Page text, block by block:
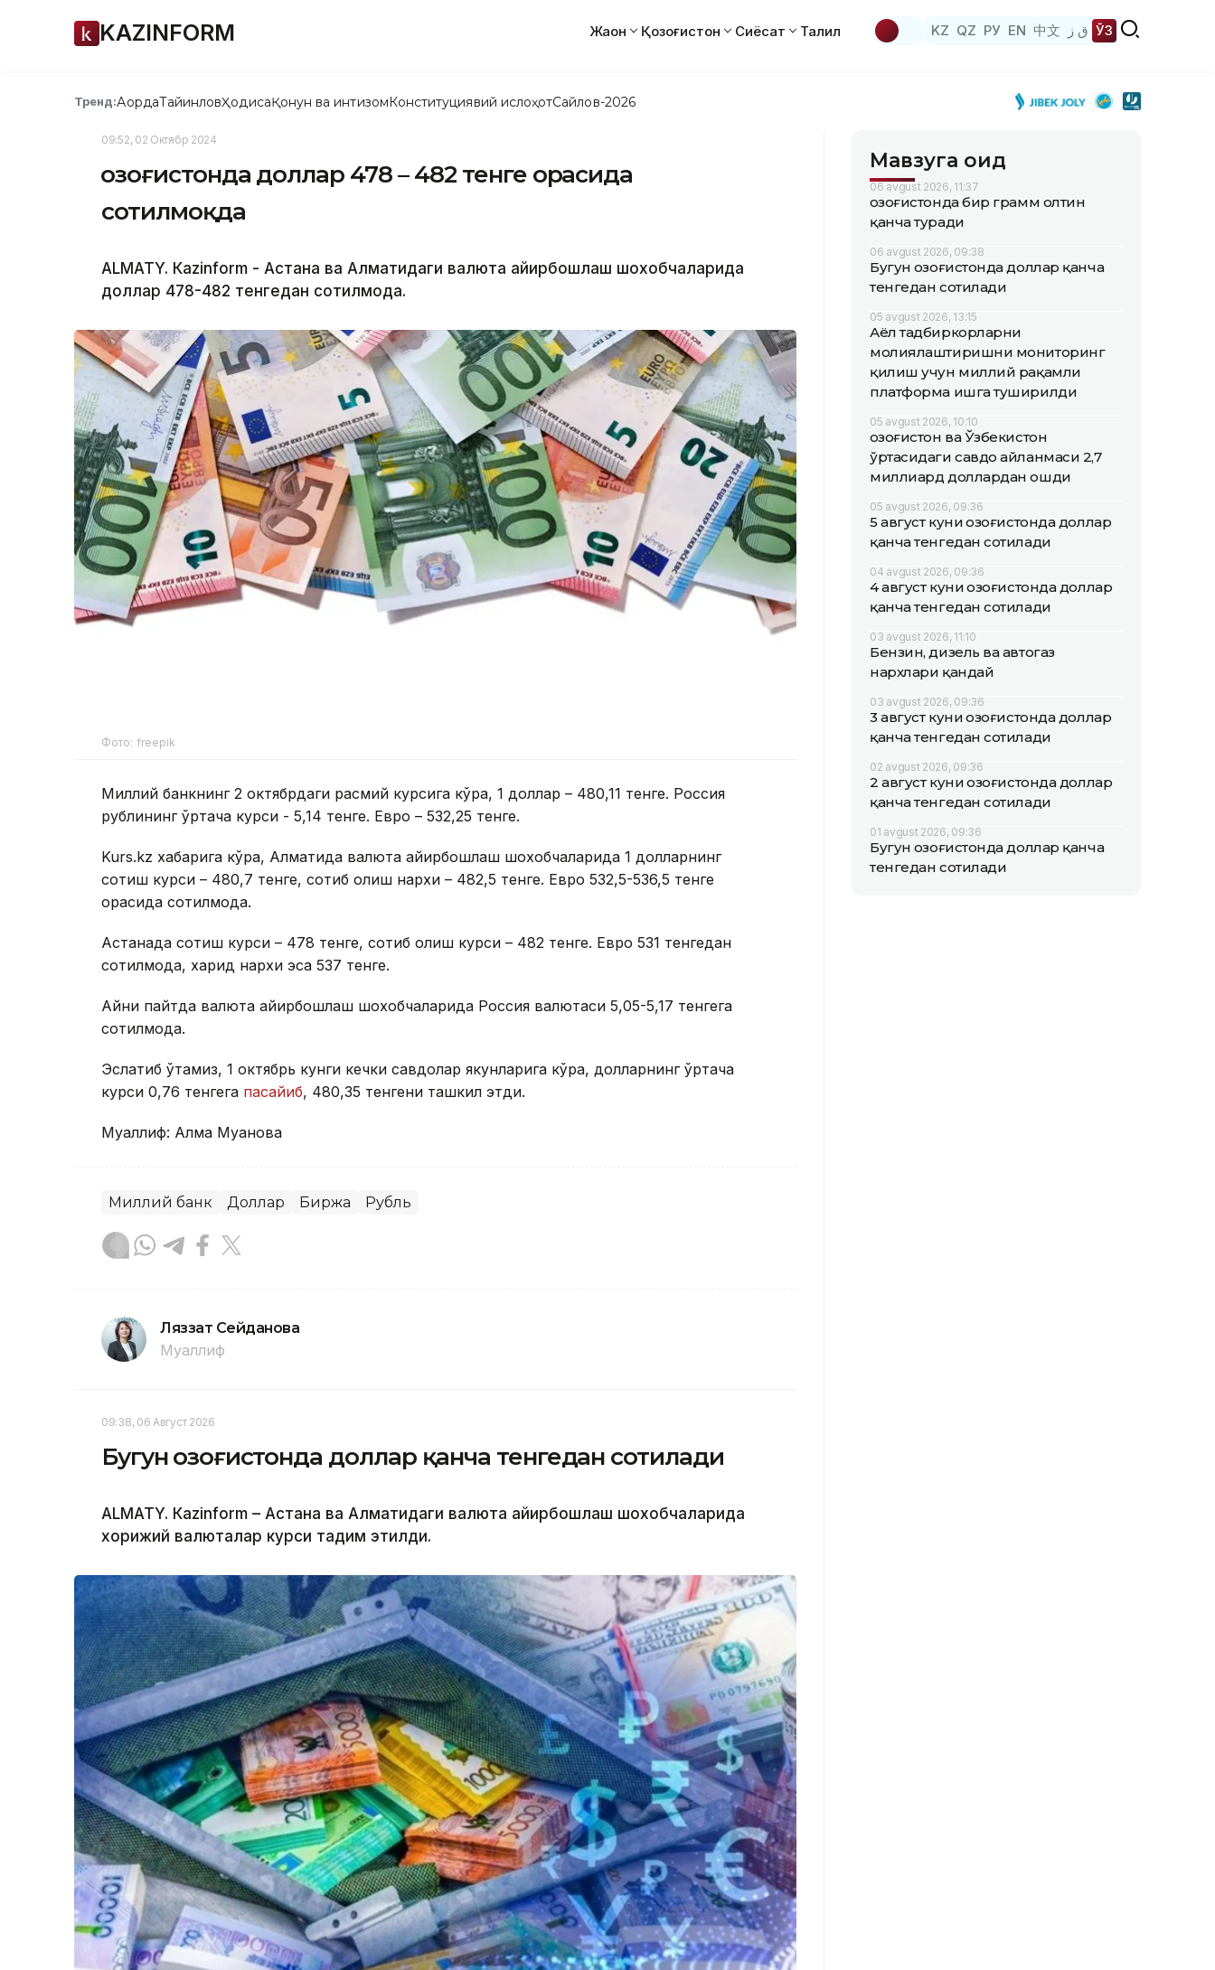
KAZINFORM Жаҳон Қозоғистон Сиёсат Таҳлил KZ QZ РУ EN 中文 ق ز ЎЗ
Тренд:АқордаТайинловҲодисаҚонун ва интизомКонституциявий ислоҳотСайлов-2026
09:52, 02 Октябр 2024
Қозоғистонда доллар 478 – 482 тенге орасида
сотилмоқда
ALMATY. Кazinform - Астана ва Алматидаги валюта айирбошлаш шохобчаларида
доллар 478-482 тенгедан сотилмоқда.
Фото: freepik
Миллий банкнинг 2 октябрдаги расмий курсига кўра, 1 доллар – 480,11 тенге. Россия
рублининг ўртача курси - 5,14 тенге. Евро – 532,25 тенге.
Kurs.kz хабарига кўра, Алматида валюта айирбошлаш шохобчаларида 1 долларнинг
сотиш курси – 480,7 тенге, сотиб олиш нархи – 482,5 тенге. Евро 532,5-536,5 тенге
орасида сотилмоқда.
Астанада сотиш курси – 478 тенге, сотиб олиш курси – 482 тенге. Евро 531 тенгедан
сотилмоқда, харид нархи эса 537 тенге.
Айни пайтда валюта айирбошлаш шохобчаларида Россия валютаси 5,05-5,17 тенгега
сотилмоқда.
Эслатиб ўтамиз, 1 октябрь кунги кечки савдолар якунларига кўра, долларнинг ўртача
курси 0,76 тенгега пасайиб, 480,35 тенгени ташкил этди.
Муаллиф: Алма Муқанова
Миллий банк Доллар Биржа Рубль
Ляззат Сейданова
Муаллиф
09:38, 06 Август 2026
Бугун Қозоғистонда доллар қанча тенгедан сотилади
ALMATY. Кazinform – Астана ва Алматидаги валюта айирбошлаш шохобчаларида
хорижий валюталар курси тақдим этилди.
Мавзуга оид
06 avgust 2026, 11:37
Қозоғистонда бир грамм олтин
қанча туради
06 avgust 2026, 09:38
Бугун Қозоғистонда доллар қанча
тенгедан сотилади
05 avgust 2026, 13:15
Аёл тадбиркорларни
молиялаштиришни мониторинг
қилиш учун миллий рақамли
платформа ишга туширилди
05 avgust 2026, 10:10
Қозоғистон ва Ўзбекистон
ўртасидаги савдо айланмаси 2,7
миллиард доллардан ошди
05 avgust 2026, 09:36
5 август куни Қозоғистонда доллар
қанча тенгедан сотилади
04 avgust 2026, 09:36
4 август куни Қозоғистонда доллар
қанча тенгедан сотилади
03 avgust 2026, 11:10
Бензин, дизель ва автогаз
нархлари қандай
03 avgust 2026, 09:36
3 август куни Қозоғистонда доллар
қанча тенгедан сотилади
02 avgust 2026, 09:36
2 август куни Қозоғистонда доллар
қанча тенгедан сотилади
01 avgust 2026, 09:36
Бугун Қозоғистонда доллар қанча
тенгедан сотилади